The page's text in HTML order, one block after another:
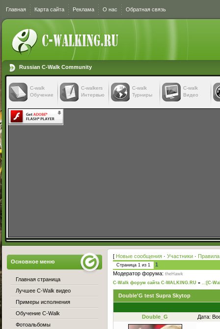
Главная Карта сайта Реклама О нас Обратная связь
Russian C-Walk Community
C-walk
Обучение
C-walkers
Интервью
С-walk
Турниры
С-walk
Видео
[ Новые сообщения · Участники ·
Страница 1 из 1
1
Модератор форума: theHawk
C-Walk форум сайта C-WALKING.RU » ..:[C-
Double'G test Supra Skytop
Double_G Дата:
Основное меню
Главная страница
Лучшее C-Walk видео
Примеры исполнения
Обучение C-Walk
Фотоальбомы